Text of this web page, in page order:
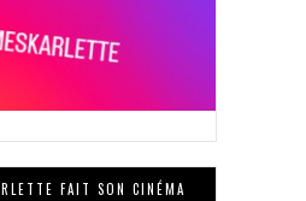
FAIT SON CINÉMA